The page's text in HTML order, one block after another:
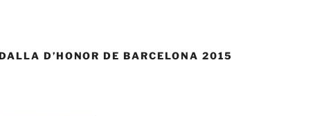
D’HONOR DE BARCELONA 2015